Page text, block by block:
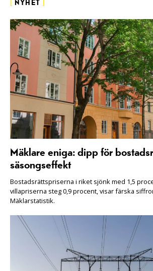
NYHET
Mäklare eniga: dipp för
säsongseffekt
Bostadsrättspriserna i riket sjönk med 1,5
villapriserna steg 0,9 procent, visar färska
Mäklarstatistik.